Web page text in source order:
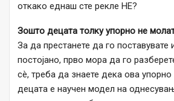
откако еднаш сте рекле НЕ?
Зошто децата толку упорно не
За да престанете да го
постојано, прво мора да го
сè, треба да знаете дека ова
децата е научен модел на